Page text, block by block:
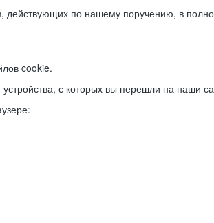
действующих по нашему поручению, в
cookie.
с которых вы перешли на наши